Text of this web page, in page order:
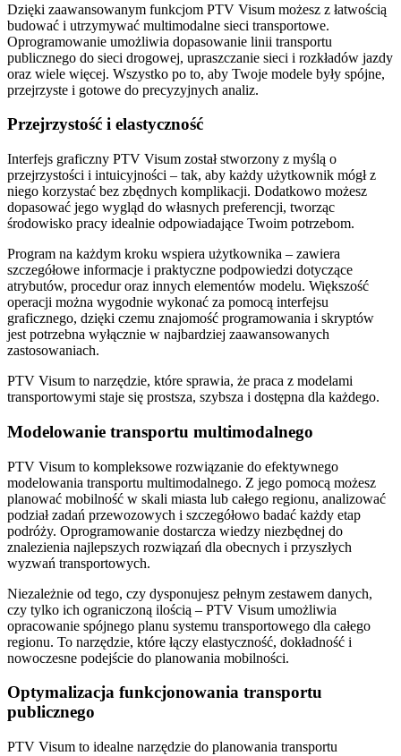
Dzięki zaawansowanym funkcjom PTV Visum możesz z łatwością
budować i utrzymywać multimodalne sieci transportowe.
Oprogramowanie umożliwia dopasowanie linii transportu
publicznego do sieci drogowej, upraszczanie sieci i rozkładów jazdy
oraz wiele więcej. Wszystko po to, aby Twoje modele były spójne,
przejrzyste i gotowe do precyzyjnych analiz.
Przejrzystość i elastyczność
Interfejs graficzny PTV Visum został stworzony z myślą o
przejrzystości i intuicyjności – tak, aby każdy użytkownik mógł z
niego korzystać bez zbędnych komplikacji. Dodatkowo możesz
dopasować jego wygląd do własnych preferencji, tworząc
środowisko pracy idealnie odpowiadające Twoim potrzebom.
Program na każdym kroku wspiera użytkownika – zawiera
szczegółowe informacje i praktyczne podpowiedzi dotyczące
atrybutów, procedur oraz innych elementów modelu. Większość
operacji można wygodnie wykonać za pomocą interfejsu
graficznego, dzięki czemu znajomość programowania i skryptów
jest potrzebna wyłącznie w najbardziej zaawansowanych
zastosowaniach.
PTV Visum to narzędzie, które sprawia, że praca z modelami
transportowymi staje się prostsza, szybsza i dostępna dla każdego.
Modelowanie transportu multimodalnego
PTV Visum to kompleksowe rozwiązanie do efektywnego
modelowania transportu multimodalnego. Z jego pomocą możesz
planować mobilność w skali miasta lub całego regionu, analizować
podział zadań przewozowych i szczegółowo badać każdy etap
podróży. Oprogramowanie dostarcza wiedzy niezbędnej do
znalezienia najlepszych rozwiązań dla obecnych i przyszłych
wyzwań transportowych.
Niezależnie od tego, czy dysponujesz pełnym zestawem danych,
czy tylko ich ograniczoną ilością – PTV Visum umożliwia
opracowanie spójnego planu systemu transportowego dla całego
regionu. To narzędzie, które łączy elastyczność, dokładność i
nowoczesne podejście do planowania mobilności.
Optymalizacja funkcjonowania transportu
publicznego
PTV Visum to idealne narzędzie do planowania transportu